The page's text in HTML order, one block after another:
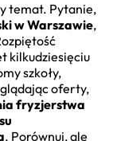
temat. Pytanie,
w Warszawie,
kilkudziesięciu
szkoły,
oferty,
fryzjerstwa
. Porównuj, ale